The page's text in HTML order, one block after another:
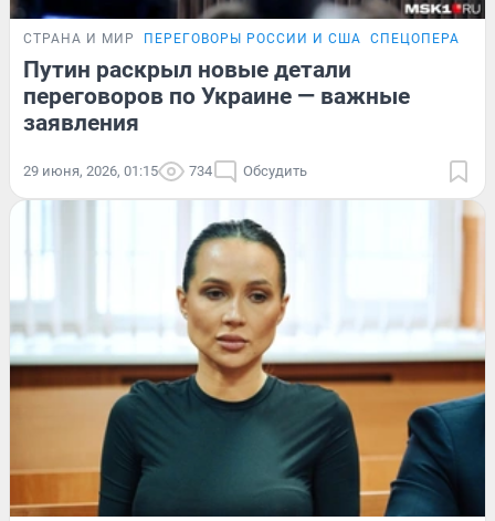
СТРАНА И МИР ПЕРЕГОВОРЫ РОССИИ И США
Путин раскрыл новые детали
переговоров по Украине — важные
заявления
29 июня, 2026, 01:15 734 Обсудить